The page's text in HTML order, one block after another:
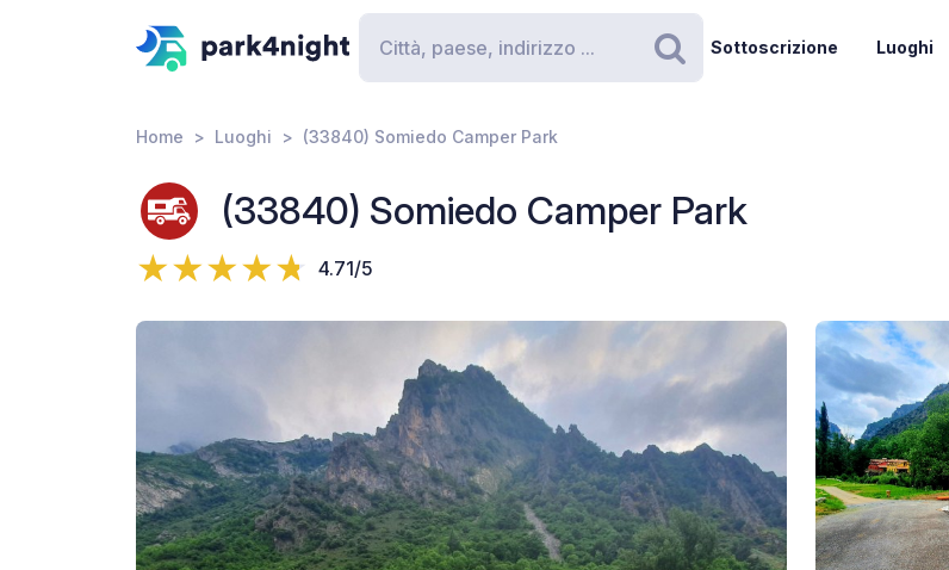
Ricerca
Sottoscrizione Luoghi
Home Luoghi (33840) Somiedo Camper Park
(33840) Somiedo Camper Park
4.71/5